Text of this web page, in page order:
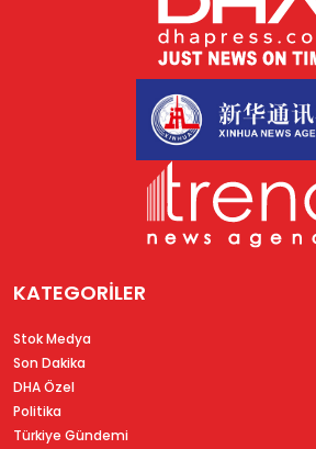
KATEGORİLER
Stok Medya
Son Dakika
DHA Özel
Politika
Türkiye Gündemi